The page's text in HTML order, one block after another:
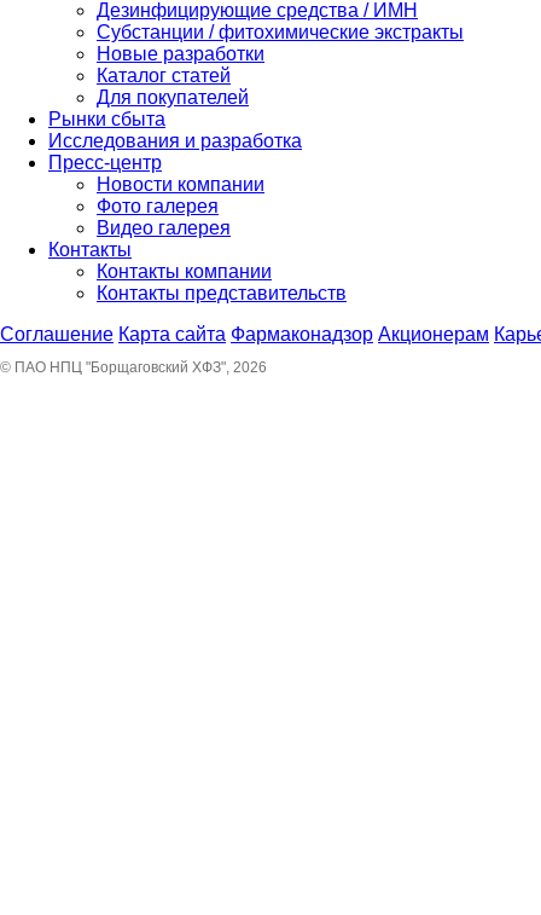
Дезинфицирующие средства / ИМН
Субстанции / фитохимические экстракты
Новые разработки
Каталог статей
Для покупателей
Рынки сбыта
Исследования и разработка
Пресс-центр
Новости компании
Фото галерея
Видео галерея
Контакты
Контакты компании
Контакты представительств
Соглашение Карта сайта Фармаконадзор Акционерам
© ПАО НПЦ "Борщаговский ХФЗ", 2026